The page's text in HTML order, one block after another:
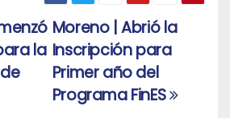
Moreno | Abrió la
Inscripción para
Primer año del
Programa FinES
la